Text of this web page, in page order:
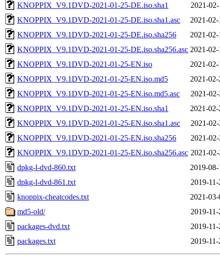
KNOPPIX_V9.1DVD-2021-01-25-DE.iso.sha1
2021-
KNOPPIX_V9.1DVD-2021-01-25-DE.iso.sha1.asc
2021-
KNOPPIX_V9.1DVD-2021-01-25-DE.iso.sha256
2021-
KNOPPIX_V9.1DVD-2021-01-25-DE.iso.sha256.asc 2021-
KNOPPIX_V9.1DVD-2021-01-25-EN.iso
2021-
KNOPPIX_V9.1DVD-2021-01-25-EN.iso.md5
2021-
KNOPPIX_V9.1DVD-2021-01-25-EN.iso.md5.asc
2021-
KNOPPIX_V9.1DVD-2021-01-25-EN.iso.sha1
2021-
KNOPPIX_V9.1DVD-2021-01-25-EN.iso.sha1.asc
2021-
KNOPPIX_V9.1DVD-2021-01-25-EN.iso.sha256
2021-
KNOPPIX_V9.1DVD-2021-01-25-EN.iso.sha256.asc 2021-
dpkg-l-dvd-860.txt
2019-
dpkg-l-dvd-861.txt
2019-
knoppix-cheatcodes.txt
2021-
md5-old/
2019-
packages-dvd.txt
2019-
packages.txt
2019-